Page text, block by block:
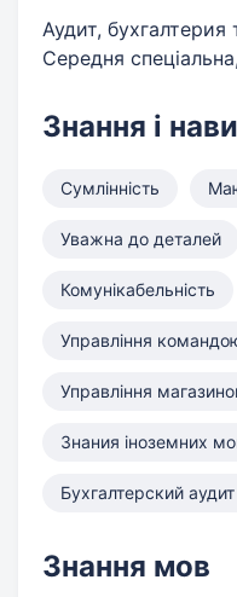
Аудит,
Середня
Знання і
Сумлінність
Уважна до деталей
Комунікабельність
Управління
Управління
Знания іноземних
Бухгалтерский
Знання мов